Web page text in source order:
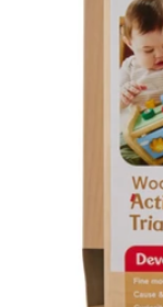
Cari blaster
Cari kiddy
Cari
Cari diecast
Cari barbie
Cari
Cari lego
Cari
Cari
Cari fuggler
Cari lego
Cari marvel